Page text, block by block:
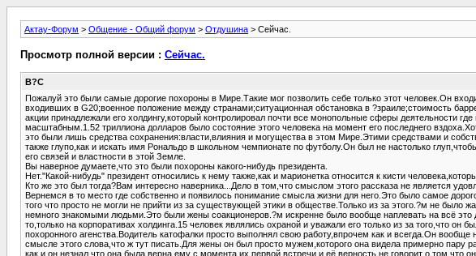
Актау-Форум > Общение - Общий форум > Отдушина > Сейчас.
Просмотр полной версии : Сейчас.
В?С
Пожалуй это были самые дорогие похороны в Мире.Такие мог позволить себе только этот человек.Он
входивших в G20;военное положение между странами;ситуационная обстановка в ?зраиле;стоимость
акции принадлежали его холдингу,который контролировал почти все монопольные сферы деятельности
масштабным.1.52 триллиона долларов было состояние этого человека на момент его последнего
это были лишь средства сохранения:власти,влияния и могущества в этом Мире.Этими средствами и
также глупо,как и искать имя Рональдо в школьном чемпионате по футболу.Он был не настолько
его связей и властности в этой Земле.
Вы наверное думаете,что это были похороны какого-нибудь президента.
Нет."Какой-нибудь" президент относились к нему также,как и марионетка относится к кисти
Кто же это был тогда?Вам интересно наверника...Дело в том,что смыслом этого рассказа не является
Вернемся в то место где собственно и появилось понимание смысла жизни для него.Это было самое
того что просто не могли не прийти из за существующей этики в обществе.Только из за этого.?м не
немного знакомыми людьми.Это были жены соакционеров.?м искренне было вообще наплевать на всё
то,только на корпоративах холдинга.15 человек являлись охраной и уважали его только из за того,что
похоронного агенства.Водитель катофалки просто выполнял свою работу,впрочем как и всегда.Он
смысле этого слова,что ж тут писать.Для жены он был просто мужем,которого она видела примерно
как и он незнал,что она была верна ему с момента их первой встречи и её верность не говорит о